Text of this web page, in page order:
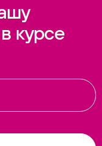
курсе